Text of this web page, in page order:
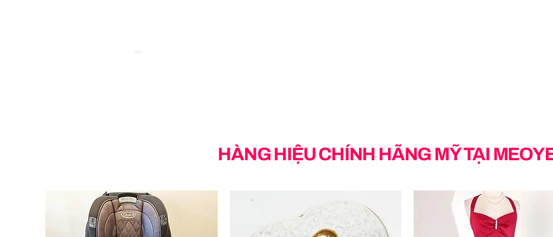
HÀNG HIỆU CHÍNH HÃNG MỸ TẠI